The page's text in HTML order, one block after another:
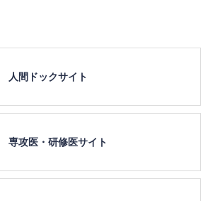
人間ドックサイト
専攻医・ 研修医サイト